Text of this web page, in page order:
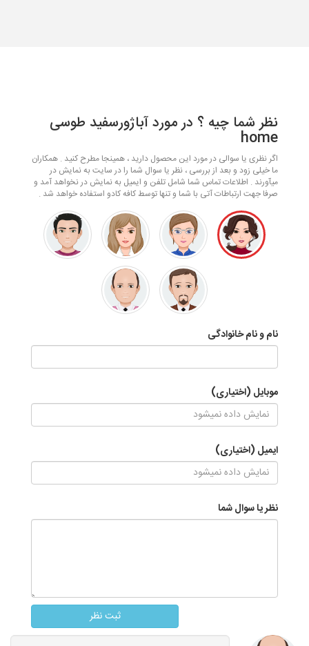
نظر شما چیه ؟ در مورد آباژورسفید طوسی
home
اگر نظری یا سوالی در مورد این محصول دارید ، همینجا مطرح کنید . همکاران
ما خیلی زود و بعد از بررسی ، نظر یا سوال شما را در سایت به نمایش در
میآورند . اطلاعات تماس شما شامل تلفن و ایمیل به نمایش در نخواهد آمد و
صرفا جهت ارتباطات آتی با شما و تنها توسط کافه کادو استفاده خواهد شد .
نام و نام خانوادگی
موبایل (اختیاری)
ایمیل (اختیاری)
نظر یا سوال شما